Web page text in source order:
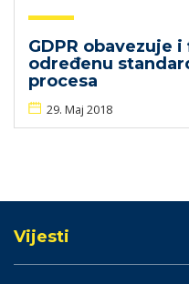
GDPR obavezuje
određenu
procesa
29. Maj 2018
Vijesti